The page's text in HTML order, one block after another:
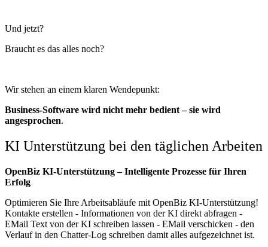
Und jetzt?
Braucht es das alles noch?
Wir stehen an einem klaren Wendepunkt:
Business-Software wird nicht mehr bedient – sie wird
angesprochen.
KI Unterstützung bei den täglichen Arbeiten
OpenBiz KI-Unterstützung – Intelligente Prozesse für Ihren
Erfolg
Optimieren Sie Ihre Arbeitsabläufe mit OpenBiz KI-Unterstützung!
Kontakte erstellen - Informationen von der KI direkt abfragen -
EMail Text von der KI schreiben lassen - EMail verschicken - den
Verlauf in den Chatter-Log schreiben damit alles aufgezeichnet ist.